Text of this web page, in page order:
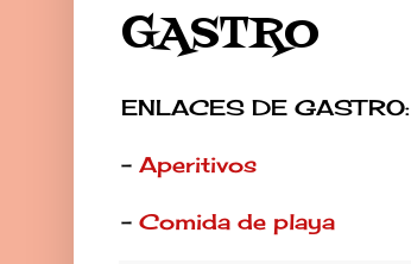
GASTRO
ENLACES DE GASTRO:
- Aperitivos
- Comida de playa